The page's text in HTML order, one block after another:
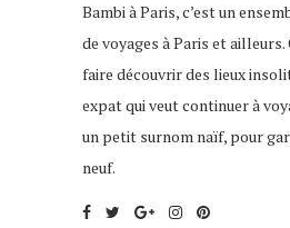
Bambi à Paris, c’est un
de voyages à Paris et ailleurs.
faire découvrir des lieux
expat qui veut continuer à
un petit surnom naïf, pour
neuf.